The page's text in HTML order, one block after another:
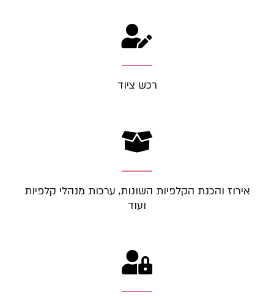
רכש ציוד
אירוז והכנת הקלפיות השונות, ערכות מנהלי קלפיות
ועוד